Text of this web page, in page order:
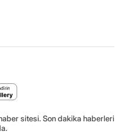
sitesi. Son dakika haberleri